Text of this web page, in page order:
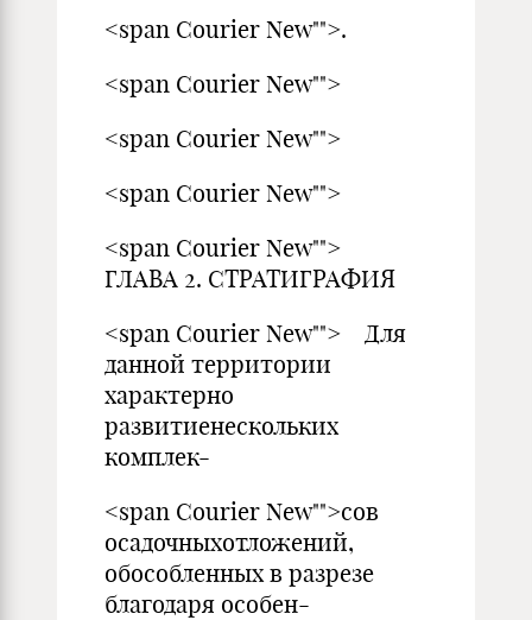
<span Courier New"">.
<span Courier New"">
<span Courier New"">
<span Courier New"">
<span Courier New"">
ГЛАВА 2. СТРАТИГРАФИЯ
<span Courier New""> Для
данной территории
характерно
развитиенескольких
комплек-
<span Courier New"">сов
осадочныхотложений,
обособленных в разрезе
благодаря особен-